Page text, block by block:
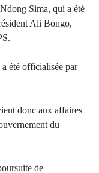
Sima, qui a été
Ali Bongo,
été officialisée par
donc aux affaires
du
de